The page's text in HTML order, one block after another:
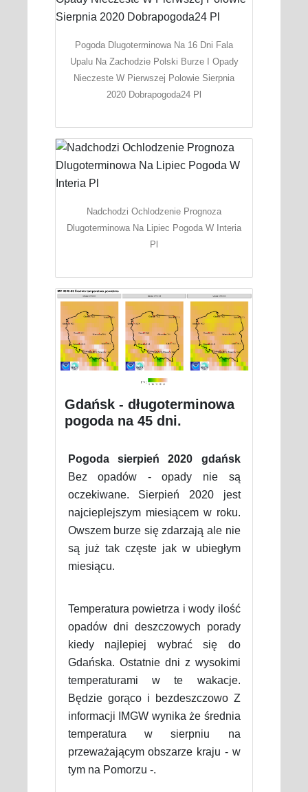
Pogoda Dlugoterminowa Na 16 Dni Fala
Upalu Na Zachodzie Polski Burze I Opady
Nieczeste W Pierwszej Polowie Sierpnia
2020 Dobrapogoda24 Pl
Nadchodzi Ochlodzenie Prognoza
Dlugoterminowa Na Lipiec Pogoda W Interia
Pl
Gdańsk - długoterminowa
pogoda na 45 dni.
Pogoda sierpień 2020 gdańsk
Bez opadów - opady nie są
oczekiwane. Sierpień 2020 jest
najcieplejszym miesiącem w roku.
Owszem burze się zdarzają ale nie
są już tak częste jak w ubiegłym
miesiącu.
Temperatura powietrza i wody ilość
opadów dni deszczowych porady
kiedy najlepiej wybrać się do
Gdańska. Ostatnie dni z wysokimi
temperaturami w te wakacje.
Będzie gorąco i bezdeszczowo Z
informacji IMGW wynika że średnia
temperatura w sierpniu na
przeważającym obszarze kraju - w
tym na Pomorzu -.